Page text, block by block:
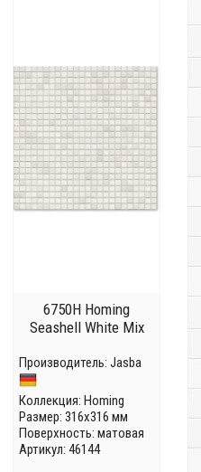
6750H Homing
Seashell White Mix
Производитель: Jasba
Коллекция: Homing
Размер: 316x316 мм
Поверхность: матовая
Артикул: 46144